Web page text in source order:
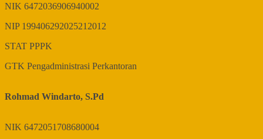
NIK 6472036906940002
NIP 199406292025212012
STAT PPPK
GTK Pengadministrasi Perkantoran
Rohmad Windarto, S.Pd
NIK 6472051708680004